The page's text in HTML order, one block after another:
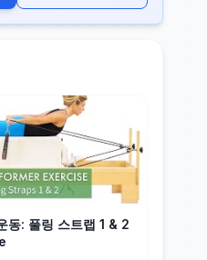
동: 풀링 스트랩 1 & 2